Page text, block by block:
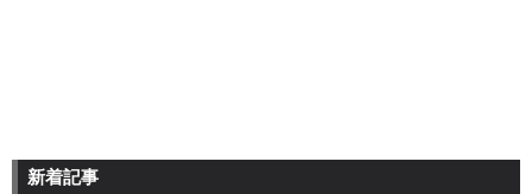
新着記事